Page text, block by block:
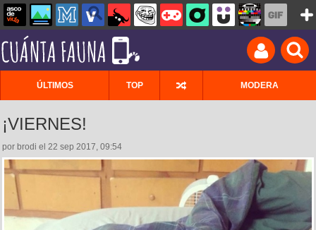
ÚLTIMOS TOP MODERA
¡VIERNES!
por brodi el 22 sep 2017, 09:54